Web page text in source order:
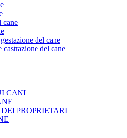
cane
del cane
castrazione del cane
CANI
PROPRIETARI